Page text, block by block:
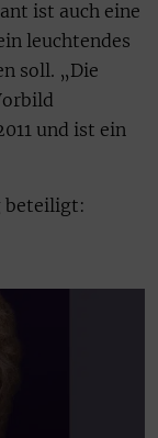
ist auch eine
leuchtendes
soll. „Die
und ist ein
beteiligt: